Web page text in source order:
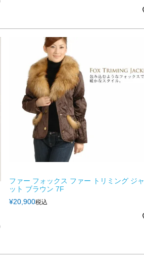
ファー フォックス ファー トリミング ジ
ット ブラウン 7F
¥20,900税込